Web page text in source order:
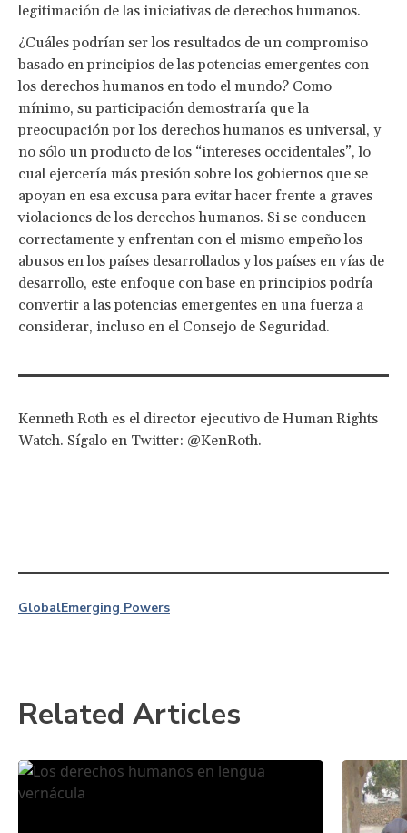
legitimación de las iniciativas de derechos humanos.
¿Cuáles podrían ser los resultados de un compromiso
basado en principios de las potencias emergentes con
los derechos humanos en todo el mundo? Como
mínimo, su participación demostraría que la
preocupación por los derechos humanos es universal, y
no sólo un producto de los “intereses occidentales”, lo
cual ejercería más presión sobre los gobiernos que se
apoyan en esa excusa para evitar hacer frente a graves
violaciones de los derechos humanos. Si se conducen
correctamente y enfrentan con el mismo empeño los
abusos en los países desarrollados y los países en vías de
desarrollo, este enfoque con base en principios podría
convertir a las potencias emergentes en una fuerza a
considerar, incluso en el Consejo de Seguridad.
Kenneth Roth es el director ejecutivo de Human Rights
Watch. Sígalo en Twitter: @KenRoth.
GlobalEmerging Powers
Related Articles